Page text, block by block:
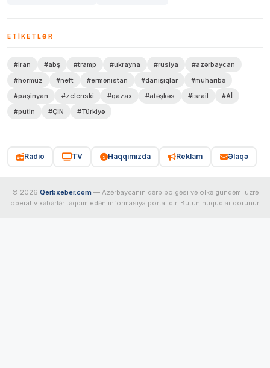
ETIKETLƏR
#iran #abş #tramp #ukrayna #rusiya
#azərbaycan
#hörmüz
#neft #ermənistan #danışıqlar
#müharibə
#paşinyan
#zelenski #qazax #atəşkəs #israil
#Aİ
#putin
#ÇİN #Türkiyə
Radio TV Haqqımızda Reklam Əlaqə
© 2026 Qerbxeber.com — Azərbaycanın qərb bölgəsi və ölkə gündəmi üzrə
operativ xəbərlər təqdim edən informasiya portalıdır. Bütün hüquqlar qorunur.